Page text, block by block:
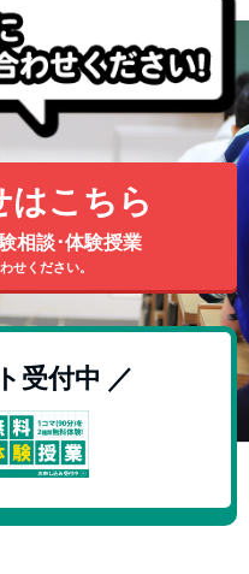
はこちら
相談･体験授業
せください。
受付中 ／